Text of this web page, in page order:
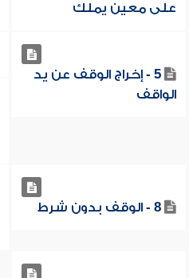
على معين يملك
5 - إخراج الوقف عن يد
الواقف
8 - الوقف بدون شرط